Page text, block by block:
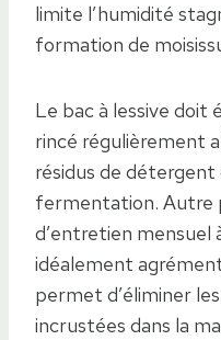
limite l’humidité
formation de
Le bac à lessive
rincé régulièrement
résidus de détergent
fermentation. Autre
d’entretien
idéalement
permet d’éliminer
incrustées dans la